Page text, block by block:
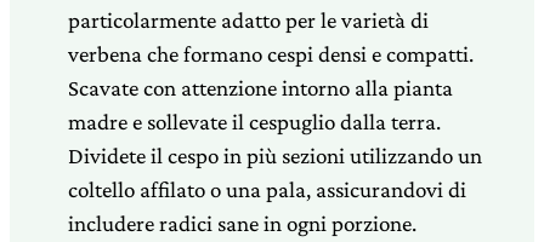
particolarmente adatto per le varietà di
verbena che formano cespi densi e compatti.
Scavate con attenzione intorno alla pianta
madre e sollevate il cespuglio dalla terra.
Dividete il cespo in più sezioni utilizzando un
coltello affilato o una pala, assicurandovi di
includere radici sane in ogni porzione.